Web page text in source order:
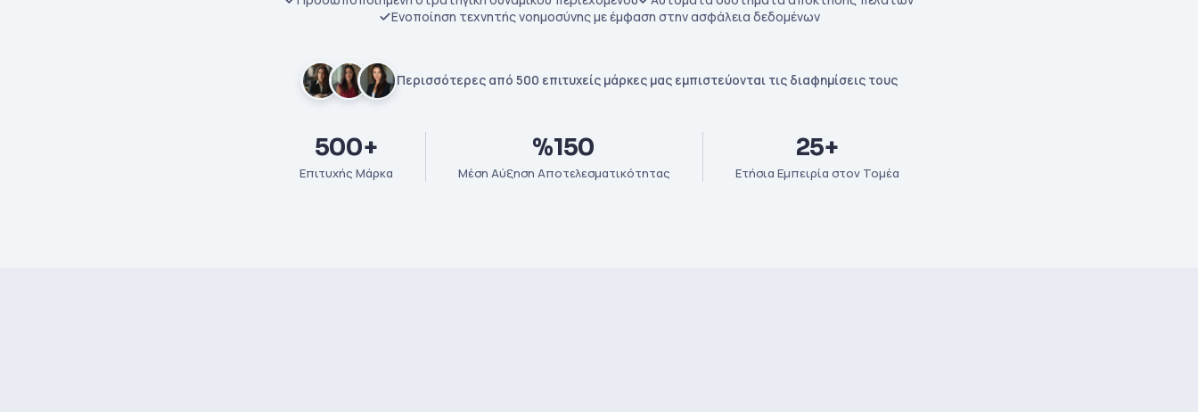
Ενοποίηση τεχνητής νοημοσύνης με έμφαση στην ασφάλεια δεδομένων
Περισσότερες από 500 επιτυχείς μάρκες μας εμπιστεύονται τις διαφημίσεις τους
500+
Επιτυχής Μάρκα
%150
Μέση Αύξηση Αποτελεσματικότητας
25+
Ετήσια Εμπειρία στον Τομέα